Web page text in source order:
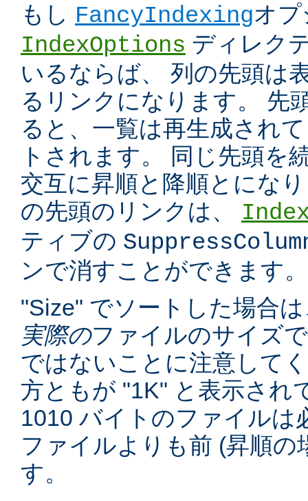
もし FancyIndexingオ
IndexOptions ディレク
いるならば、 列の先頭は
るリンクになります。 先
ると、一覧は再生成され
トされます。 同じ先頭を
交互に昇順と降順とにな
の先頭のリンクは、
ティブの
ンで消すことができます。
"Size" でソートした場合
実際のファイルのサイズ
ではないことに注意して
方ともが "1K" と表示され
1010 バイトのファイルは
ファイルよりも前 (昇順の
す。